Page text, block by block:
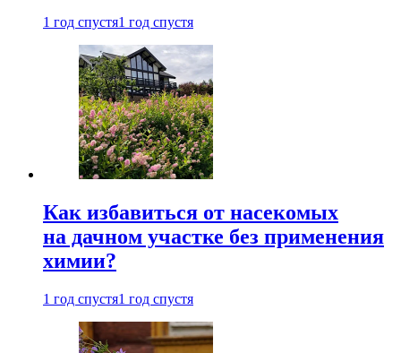
1 год спустя1 год спустя
Как избавиться от насекомых
на дачном участке без применения
химии?
1 год спустя1 год спустя